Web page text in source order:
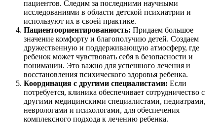
пациентов. Следим за последними научными
исследованиями в области детской психиатрии и
используют их в своей практике.
Пациентоориентированность: Придаем большое
значение комфорту и благополучию детей. Создаем
дружественную и поддерживающую атмосферу, где
ребенок может чувствовать себя в безопасности и
понимании. Это важно для успешного лечения и
восстановления психического здоровья ребенка.
Координация с другими специалистами: Если
потребуется, клиника обеспечивает сотрудничество с
другими медицинскими специалистами, педиатрами,
неврологами и психологами, для обеспечения
комплексного подхода к лечению ребенка.